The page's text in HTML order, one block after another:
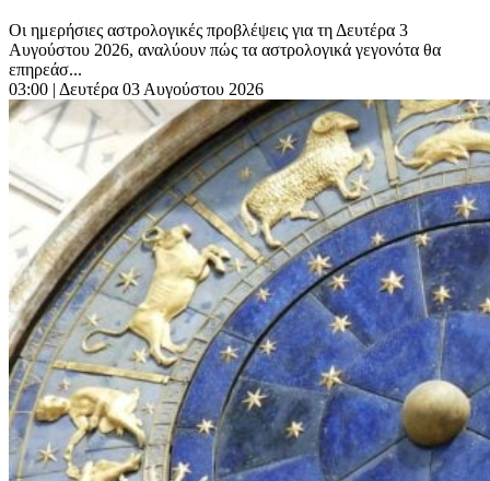
Οι ημερήσιες αστρολογικές προβλέψεις για τη Δευτέρα 3
Αυγούστου 2026, αναλύουν πώς τα αστρολογικά γεγονότα θα
επηρεάσ...
03:00 | Δευτέρα 03 Αυγούστου 2026